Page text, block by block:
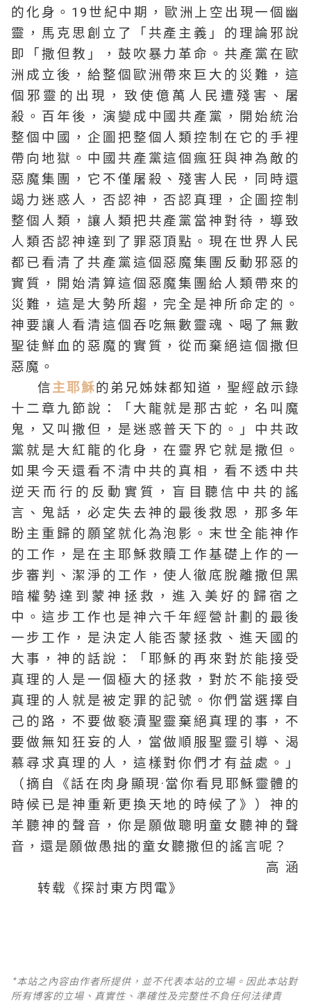
的化身。19世紀中期，歐洲上空出現一個幽
靈，馬克思創立了「共產主義」的理論邪說
即「撒但教」，鼓吹暴力革命。共產黨在歐
洲成立後，給整個歐洲帶來巨大的災難，這
個邪靈的出現，致使億萬人民遭殘害、屠
殺。百年後，演變成中國共產黨，開始統治
整個中國，企圖把整個人類控制在它的手裡
帶向地獄。中國共產黨這個瘋狂與神為敵的
惡魔集團，它不僅屠殺、殘害人民，同時還
竭力迷惑人，否認神，否認真理，企圖控制
整個人類，讓人類把共產黨當神對待，導致
人類否認神達到了罪惡頂點。現在世界人民
都已看清了共產黨這個惡魔集團反動邪惡的
實質，開始清算這個惡魔集團給人類帶來的
災難，這是大勢所趨，完全是神所命定的。
神要讓人看清這個吞吃無數靈魂、喝了無數
聖徒鮮血的惡魔的實質，從而棄絕這個撒但
惡魔。
信主耶穌的弟兄姊妹都知道，聖經啟示錄
十二章九節說：「大龍就是那古蛇，名叫魔
鬼，又叫撒但，是迷惑普天下的。」中共政
黨就是大紅龍的化身，在靈界它就是撒但。
如果今天還看不清中共的真相，看不透中共
逆天而行的反動實質，盲目聽信中共的謠
言、鬼話，必定失去神的最後救恩，那多年
盼主重歸的願望就化為泡影。末世全能神作
的工作，是在主耶穌救贖工作基礎上作的一
步審判、潔淨的工作，使人徹底脫離撒但黑
暗權勢達到蒙神拯救，進入美好的歸宿之
中。這步工作也是神六千年經營計劃的最後
一步工作，是決定人能否蒙拯救、進天國的
大事，神的話說：「耶穌的再來對於能接受
真理的人是一個極大的拯救，對於不能接受
真理的人就是被定罪的記號。你們當選擇自
己的路，不要做褻瀆聖靈棄絕真理的事，不
要做無知狂妄的人，當做順服聖靈引導、渴
慕尋求真理的人，這樣對你們才有益處。」
（摘自《話在肉身顯現·當你看見耶穌靈體的
時候已是神重新更換天地的時候了》）神的
羊聽神的聲音，你是願做聰明童女聽神的聲
音，還是願做愚拙的童女聽撒但的謠言呢？
高 涵
转载《探討東方閃電》
*本站之內容由作者所提供，並不代表本站的立場。因此本站對
所有博客的立場、真實性、準確性及完整性不負任何法律責